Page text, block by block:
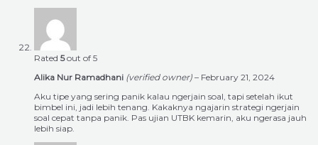
Rated 5out of 5
Alika Nur Ramadhani (verified owner) – February 21, 2024
Aku tipe yang sering panik kalau ngerjain soal, tapi setelah ikut
bimbel ini, jadi lebih tenang. Kakaknya ngajarin strategi ngerjain
soal cepat tanpa panik. Pas ujian UTBK kemarin, aku ngerasa jauh
lebih siap.